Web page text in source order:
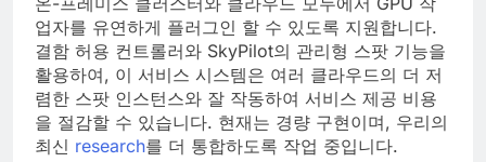
업자를 유연하게 플러그인 할 수 있도록 지원합니다.
결함 허용 컨트롤러와 SkyPilot의 관리형 스팟 기능을
활용하여, 이 서비스 시스템은 여러 클라우드의 더 저
렴한 스팟 인스턴스와 잘 작동하여 서비스 제공 비용
을 절감할 수 있습니다. 현재는 경량 구현이며, 우리의
최신 research를 더 통합하도록 작업 중입니다.